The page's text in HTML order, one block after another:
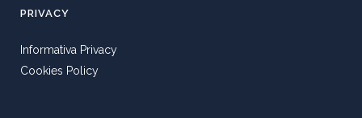
PRIVACY
Informativa Privacy
Cookies Policy